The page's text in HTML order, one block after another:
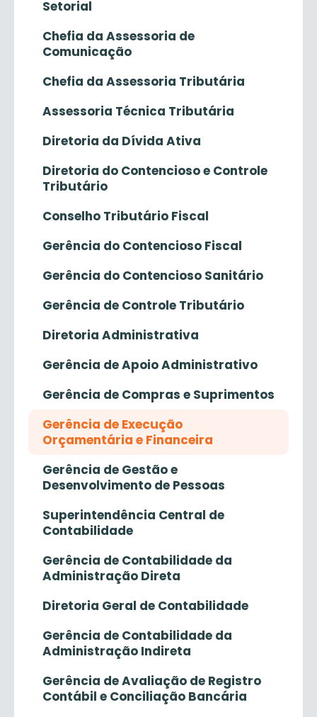
Setorial
Chefia da Assessoria de
Comunicação
Chefia da Assessoria Tributária
Assessoria Técnica Tributária
Diretoria da Dívida Ativa
Diretoria do Contencioso e Controle
Tributário
Conselho Tributário Fiscal
Gerência do Contencioso Fiscal
Gerência do Contencioso Sanitário
Gerência de Controle Tributário
Diretoria Administrativa
Gerência de Apoio Administrativo
Gerência de Compras e Suprimentos
Gerência de Execução
Orçamentária e Financeira
Gerência de Gestão e
Desenvolvimento de Pessoas
Superintendência Central de
Contabilidade
Gerência de Contabilidade da
Administração Direta
Diretoria Geral de Contabilidade
Gerência de Contabilidade da
Administração Indireta
Gerência de Avaliação de Registro
Contábil e Conciliação Bancária